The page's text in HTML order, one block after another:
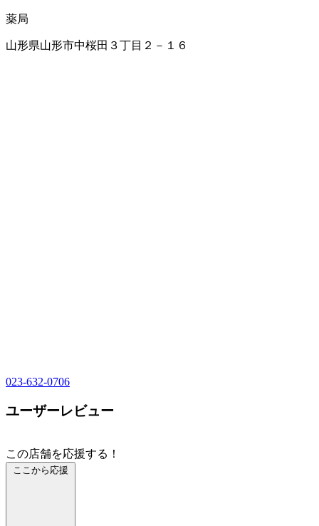
薬局
山形県山形市中桜田３丁目２－１６
023-632-0706
ユーザーレビュー
この店舗を応援する！
ここから応援